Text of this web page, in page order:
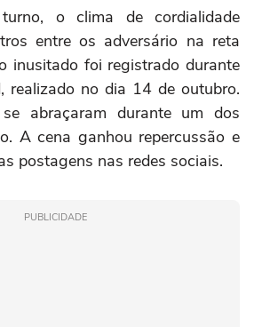
o clima de cordialidade
entre os adversário na reta
inusitado foi registrado durante
realizado no dia 14 de outubro.
abraçaram durante um dos
A cena ganhou repercussão e
postagens nas redes sociais.
PUBLICIDADE